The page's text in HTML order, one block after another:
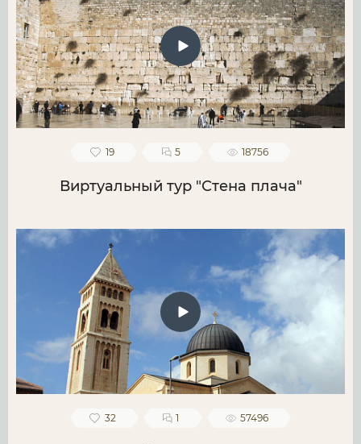
19 5 18756
Виртуальный тур "Стена плача"
32 1 57496